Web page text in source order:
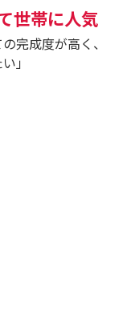
世帯に人気
完成度が高く、
」